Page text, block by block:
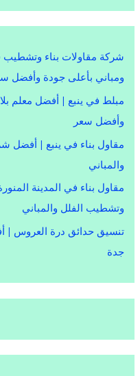
شركة مقاولات بناء وتشطيب
ومباني بأعلى جودة وأفضل
مبلط في ينبع | أفضل معلم
وأفضل سعر
مقاول بناء في ينبع | أفضل
والمباني
مقاول بناء في المدينة
وتشطيب الفلل والمباني
تنسيق حدائق درة العروس |
جدة